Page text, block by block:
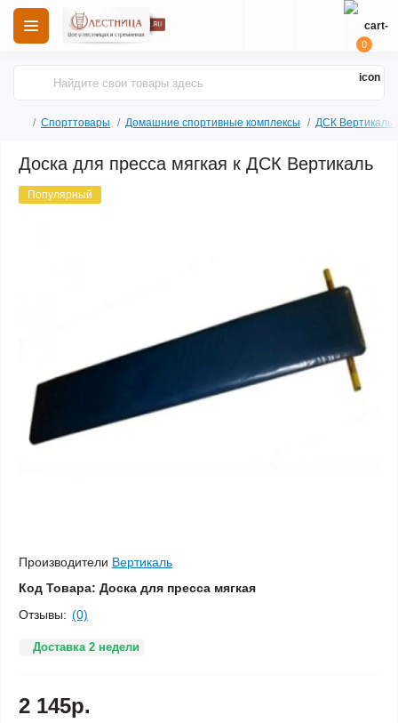
0
Спорттовары Домашние спортивные комплексы ДСК Вертикаль
Доска для пресса мягкая к ДСК Вертикаль
Популярный
Производители Вертикаль
Код Товара: Доска для пресса мягкая
Отзывы: (0)
Доставка 2 недели
2 145р.